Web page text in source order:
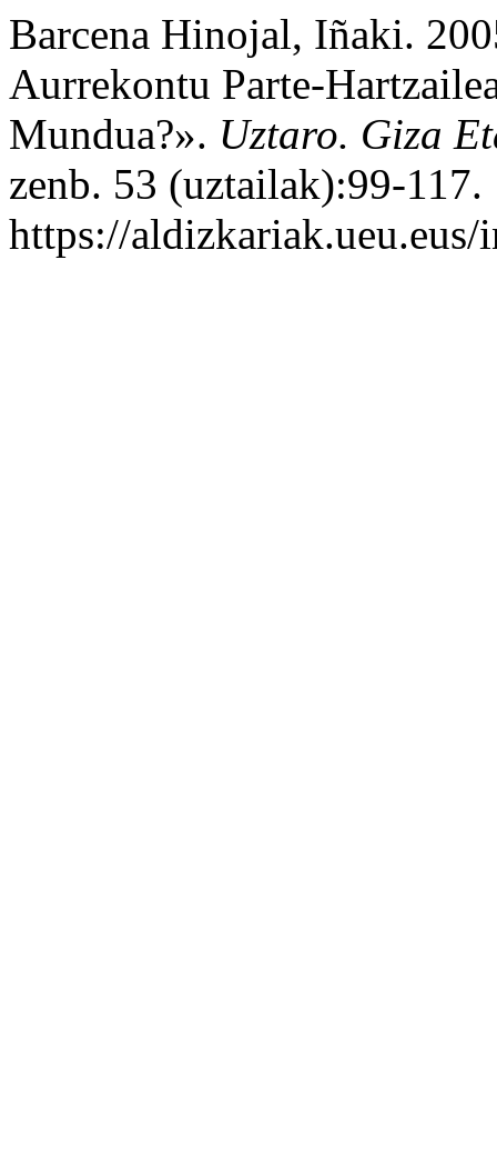
Barcena Hinojal, Iñaki.
Aurrekontu Parte-
Mundua?». Uztaro. Giza
zenb. 53 (uztailak):99-117.
https://